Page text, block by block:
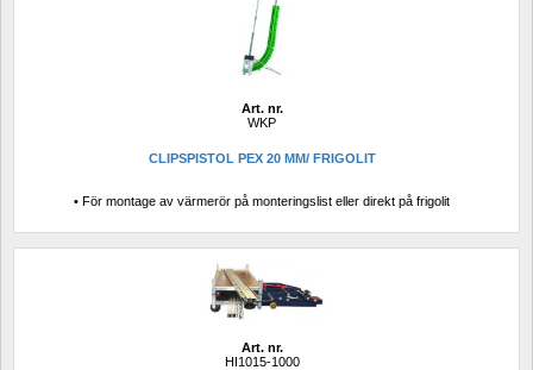
Art. nr.
WKP
CLIPSPISTOL PEX 20 MM/ FRIGOLIT
• För montage av värmerör på monteringslist eller direkt på frigolit
Art. nr.
HI1015-1000